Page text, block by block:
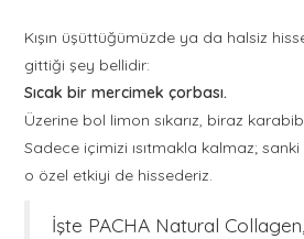
Kışın üşüttüğümüzde ya da halsiz
gittiği şey bellidir:
Sıcak bir mercimek çorbası.
Üzerine bol limon sıkarız, biraz
Sadece içimizi ısıtmakla kalmaz;
o özel etkiyi de hissederiz.
İşte PACHA Natural